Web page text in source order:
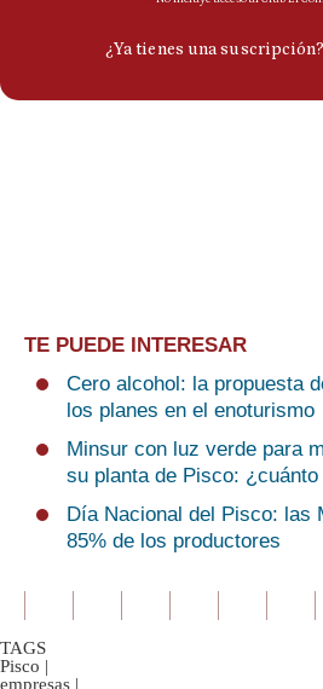
TE PUEDE INTERESAR
Cero alcohol: la propuesta
los planes en el enoturismo
Minsur con luz verde para
su planta de Pisco:
Día Nacional del Pisco: las
85% de los productores
TAGS
Pisco |
empresas |